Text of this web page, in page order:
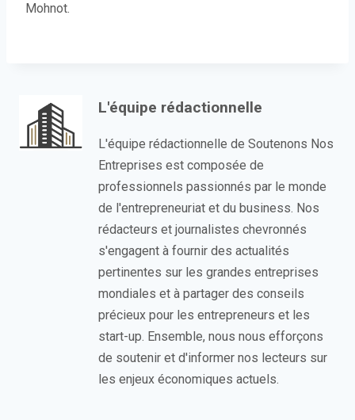
Mohnot.
L'équipe rédactionnelle
L'équipe rédactionnelle de Soutenons Nos
Entreprises est composée de
professionnels passionnés par le monde
de l'entrepreneuriat et du business. Nos
rédacteurs et journalistes chevronnés
s'engagent à fournir des actualités
pertinentes sur les grandes entreprises
mondiales et à partager des conseils
précieux pour les entrepreneurs et les
start-up. Ensemble, nous nous efforçons
de soutenir et d'informer nos lecteurs sur
les enjeux économiques actuels.